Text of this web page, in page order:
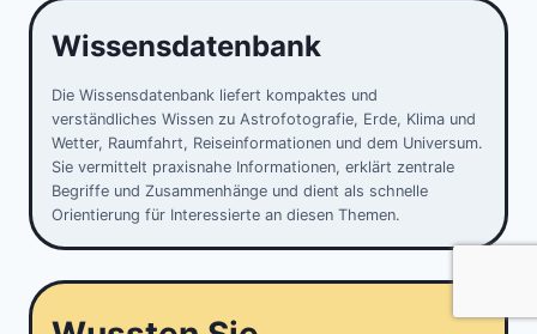
Wissensdatenbank
Die Wissensdatenbank liefert kompaktes und
verständliches Wissen zu Astrofotografie, Erde, Klima und
Wetter, Raumfahrt, Reiseinformationen und dem Universum.
Sie vermittelt praxisnahe Informationen, erklärt zentrale
Begriffe und Zusammenhänge und dient als schnelle
Orientierung für Interessierte an diesen Themen.